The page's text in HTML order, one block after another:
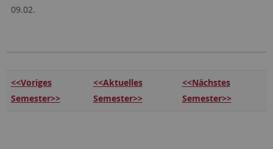
09.02.
<<Voriges
Semester>>
<<Aktuelles
Semester>>
<<Nächstes
Semester>>